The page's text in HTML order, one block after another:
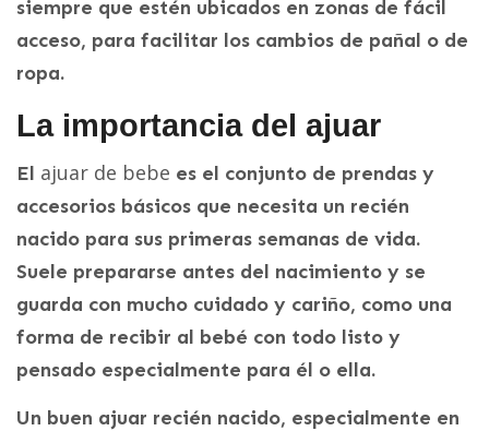
siempre que estén ubicados en zonas de fácil
acceso, para facilitar los cambios de pañal o de
ropa.
La importancia del ajuar
El ajuar de bebe es el conjunto de prendas y
accesorios básicos que necesita un recién
nacido para sus primeras semanas de vida.
Suele prepararse antes del nacimiento y se
guarda con mucho cuidado y cariño, como una
forma de recibir al bebé con todo listo y
pensado especialmente para él o ella.
Un buen ajuar recién nacido, especialmente en